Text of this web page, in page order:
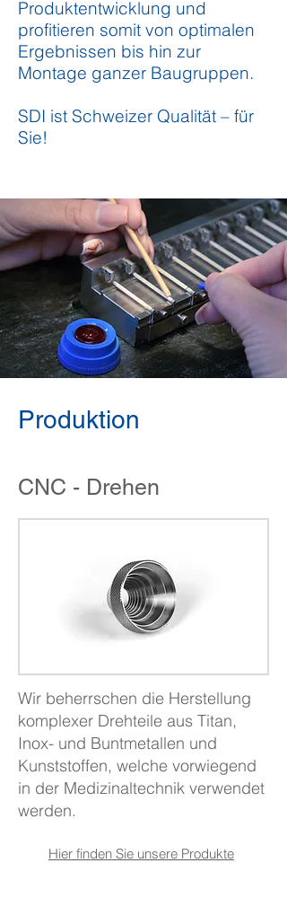
Produktentwicklung und
profitieren somit von optimalen
Ergebnissen bis hin zur
Montage ganzer Baugruppen.
SDI ist Schweizer Qualität – für
Sie!
Produktion
CNC - Drehen
Wir beherrschen die Herstellung
komplexer Drehteile aus Titan,
Inox- und Buntmetallen und
Kunststoffen, welche vorwiegend
in der Medizinaltechnik verwendet
werden. ​
Hier finden Sie unsere Produkte